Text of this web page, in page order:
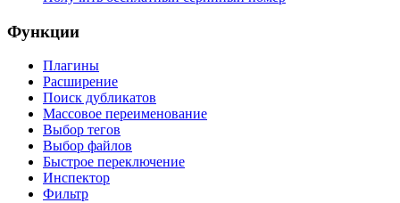
Функции
Плагины
Расширение
Поиск дубликатов
Массовое переименование
Выбор тегов
Выбор файлов
Быстрое переключение
Инспектор
Фильтр